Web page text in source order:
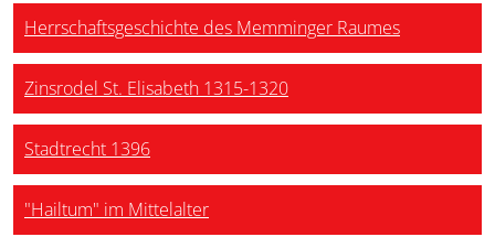
Herrschaftsgeschichte des Memminger Raumes
Zinsrodel St. Elisabeth 1315-1320
Stadtrecht 1396
"Hailtum" im Mittelalter